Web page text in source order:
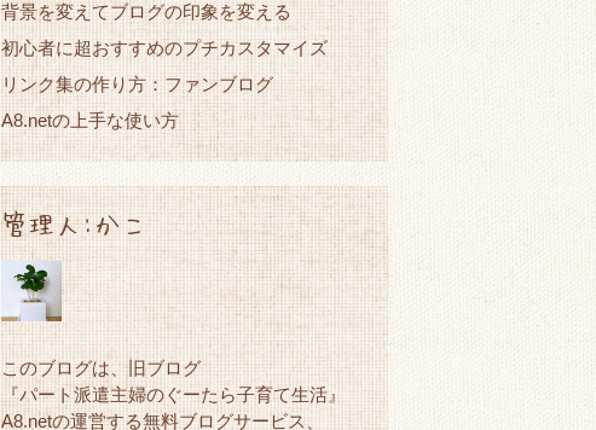
背景を変えてブログの印象を変える
初心者に超おすすめのプチカスタマイズ
リンク集の作り方：ファンブログ
A8.netの上手な使い方
管理人:かこ
このブログは、旧ブログ
『パート派遣主婦のぐーたら子育て生活』
A8.netの運営する無料ブログサービス、